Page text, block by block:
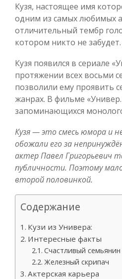
Кузя, настоящее имя
одним из самых любимых
отличительный тембр
котором никто не забудет.
Кузя появился в сериале
протяжении всех восьми
позволили ему проявить
жанрах. В фильме
запоминающихся
Кузя — это смесь юмора и
обожали его за
актер Павел Григорьевич
публичности. Поэтому
второй половинкой.
Содержание
Кузи из Универа:
Интересные факты
Счастливый семьянин
Железный скрипач
Актерская карьера